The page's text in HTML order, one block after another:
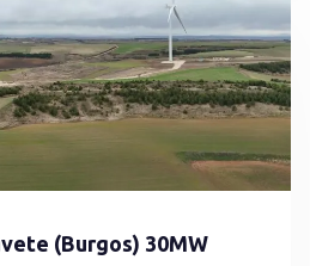
(Burgos) 30MW